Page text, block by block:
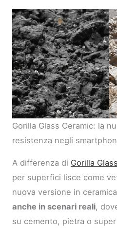
Gorilla Glass Ceramic: la
resistenza negli
A differenza di Gorilla
per superfici lisce come
nuova versione in
anche in scenari reali,
su cemento, pietra o